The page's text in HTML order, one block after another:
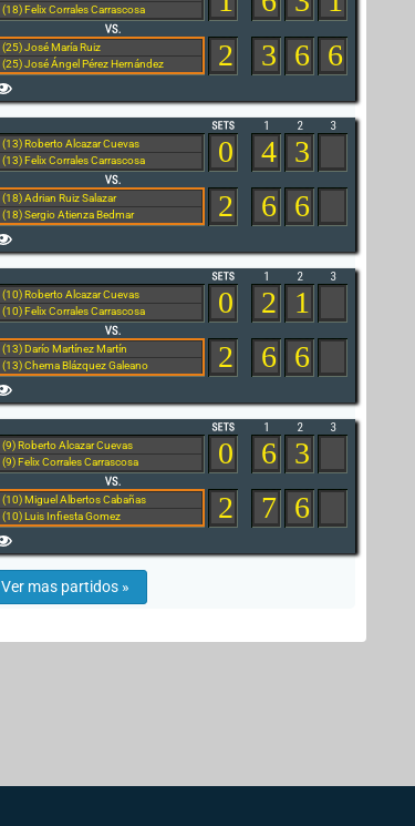
(18) Felix Corrales Carrascosa
(25) José María Ruiz
(25) José Ángel Pérez Hernández
2
3 6 6
(13) Roberto Alcazar Cuevas
(13) Felix Corrales Carrascosa
(18) Adrian Ruiz Salazar
(18) Sergio Atienza Bedmar
0
2
4 3
6 6
(10) Roberto Alcazar Cuevas
(10) Felix Corrales Carrascosa
(13) Darío Martínez Martín
(13) Chema Blázquez Galeano
0
2
2
1
6 6
(9) Roberto Alcazar Cuevas
(9) Felix Corrales Carrascosa
(10) Miguel Albertos Cabañas
(10) Luis Infiesta Gomez
0
2
6 3
7 6
Ver mas partidos »